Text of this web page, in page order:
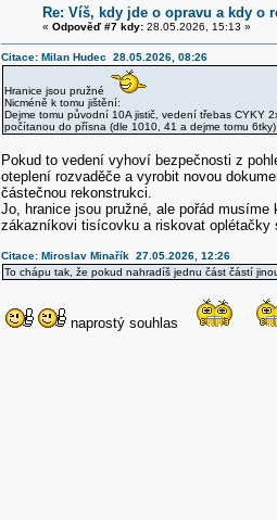
Re: Víš, kdy jde o opravu a kdy o
« Odpověď #7 kdy:28.05.2026, 15:13 »
Citace: Milan Hudec 28.05.2026, 08:26
Hranice jsou pružné
Nicméně k tomu jištění:
Dejme tomu původní 10A jistič, vedení třebas CYKY
počítanou do přísna (dle 1010, 41 a dejme tomu 6tky)
Pokud to vedení vyhoví bezpečnosti z
oteplení rozvaděče a vyrobit novou
částečnou rekonstrukci.
Jo, hranice jsou pružné, ale pořád
zákazníkovi tisícovku a riskovat oplétačky
Citace: Miroslav Minařík 27.05.2026, 12:26
To chápu tak, že pokud nahradíš jednu část částí
naprostý souhlas